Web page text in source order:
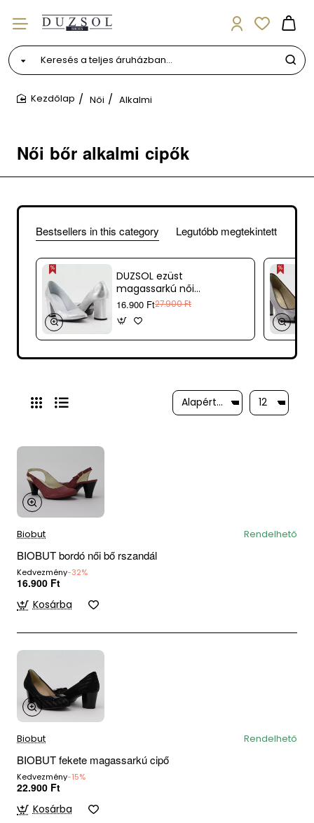
Keresés
teljes
áruházban...
Női bőr alkalmi cipők
Női Alkalmi
Bestsellers in this category Legutóbb megtekintett
DUZSOL ezüst
magassarkú női
bőr cipő
16.900 Ft27.900 Ft
Biobut Rendelhető
BIOBUT bordó női bő rszandál
Kedvezmény-32%
16.900 Ft
Kosárba
Biobut Rendelhető
BIOBUT fekete magassarkú cipő
Kedvezmény-15%
22.900 Ft
Kosárba